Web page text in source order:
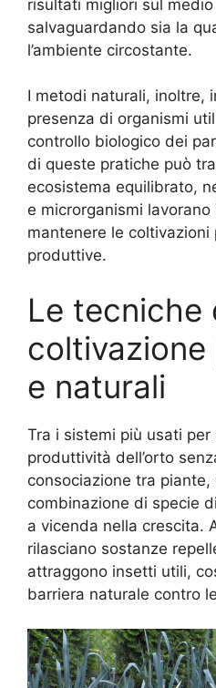
risultati migliori sul
salvaguardando sia la
l’ambiente circostante.
I metodi naturali, inoltre,
presenza di organismi
controllo biologico dei
di queste pratiche può
ecosistema equilibrato,
e microrganismi lavorano
mantenere le coltivazioni
produttive.
Le tecniche
e naturali
Tra i sistemi più usati per
produttività dell’orto
consociazione tra piante,
combinazione di specie
a vicenda nella crescita.
rilasciano sostanze
attraggono insetti utili,
barriera naturale contro